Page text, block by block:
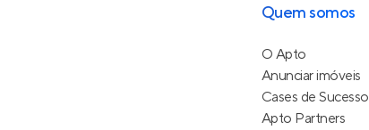
Quem somos
O Apto
Anunciar imóveis
Cases de Sucesso
Apto Partners